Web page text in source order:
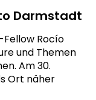
Darmstadt
Rocío
und Themen
Am 30.
Ort näher